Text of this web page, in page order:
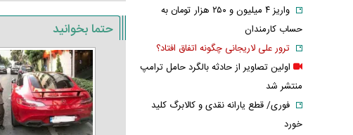
حتما بخوانید
واریز ۴ میلیون و ۲۵۰ هزار تومان به
حساب کارمندان
ترور علی لاریجانی چگونه اتفاق افتاد؟
اولین تصاویر از حادثه بالگرد حامل ترامپ
منتشر شد
فوری/ قطع یارانه نقدی و کالابرگ کلید
خورد